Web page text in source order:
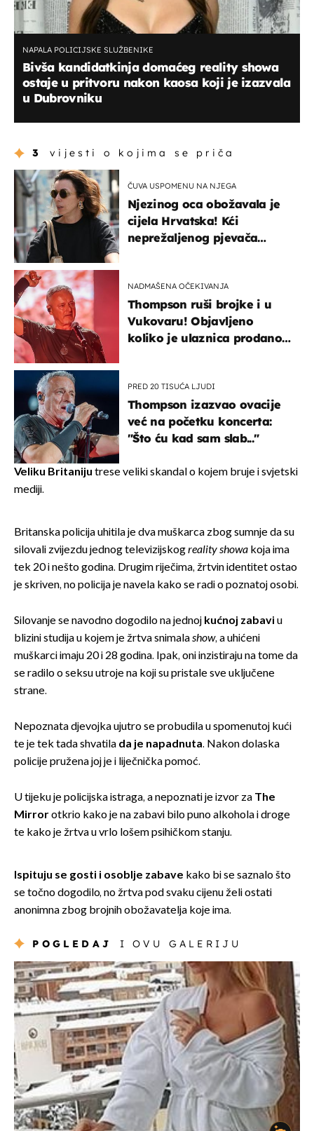
NAPALA POLICIJSKE SLUŽBENIKE
Bivša kandidatkinja domaćeg reality showa
ostaje u pritvoru nakon kaosa koji je izazvala
u Dubrovniku
3 vijesti o kojima se priča
ČUVA USPOMENU NA NJEGA
Njezinog oca obožavala je
cijela Hrvatska! Kći
neprežaljenog pjevača
NADMAŠENA OČEKIVANJA
Thompson ruši brojke i u
Vukovaru! Objavljeno
koliko je ulaznica prodano
PRED 20 TISUĆA LJUDI
Thompson izazvao ovacije
već na početku koncerta:
"Što ću kad sam slab..."
Veliku Britaniju trese veliki skandal o kojem bruje i svjetski
mediji.
Britanska policija uhitila je dva muškarca zbog sumnje da su
silovali zvijezdu jednog televizijskogreality showa koja ima
tek 20 i nešto godina. Drugim riječima, žrtvin identitet ostao
je skriven, no policija je navela kako se radi o poznatoj osobi.
Silovanje se navodno dogodilo na jednoj kućnoj zabavi u
blizini studija u kojem je žrtva snimalashow, a uhićeni
muškarci imaju 20 i 28 godina. Ipak, oni inzistiraju na tome da
se radilo o seksu utroje na koji su pristale sve uključene
strane.
Nepoznata djevojka ujutro se probudila u spomenutoj kući
te je tek tada shvatila da je napadnuta. Nakon dolaska
policije pružena joj je i liječnička pomoć.
U tijeku je policijska istraga, a nepoznati je izvor za The
Mirrorotkrio kako je na zabavi bilo puno alkohola i droge
te kako je žrtva u vrlo lošem psihičkom stanju.
Ispituju se gosti i osoblje zabave kako bi se saznalo što
se točno dogodilo, no žrtva pod svaku cijenu želi ostati
anonimna zbog brojnih obožavatelja koje ima.
POGLEDAJ I OVU GALERIJU